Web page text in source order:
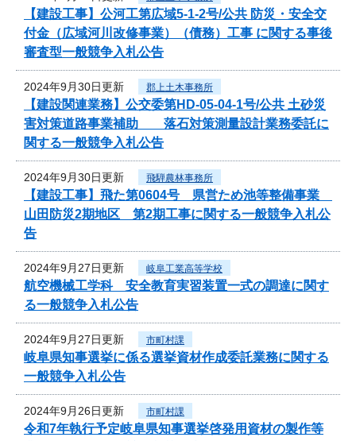
【建設工事】公河工第広域5-1-2号/公共 防災・安全交
付金（広域河川改修事業）（債務）工事 に関する事後
審査型一般競争入札公告
2024年9月30日更新 郡上土木事務所
【建設関連業務】公交委第HD-05-04-1号/公共 土砂災
害対策道路事業補助 落石対策測量設計業務委託に
関する一般競争入札公告
2024年9月30日更新 飛騨農林事務所
【建設工事】飛た第0604号 県営ため池等整備事業
山田防災2期地区 第2期工事に関する一般競争入札公
告
2024年9月27日更新 岐阜工業高等学校
航空機械工学科 安全教育実習装置一式の調達に関す
る一般競争入札公告
2024年9月27日更新 市町村課
岐阜県知事選挙に係る選挙資材作成委託業務に関する
一般競争入札公告
2024年9月26日更新 市町村課
令和7年執行予定岐阜県知事選挙啓発用資材の製作等